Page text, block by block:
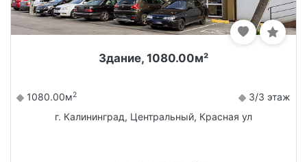
Здание, 1080.00м²
1080.00м2
3/3 этаж
г. Калининград, Центральный, Красная ул